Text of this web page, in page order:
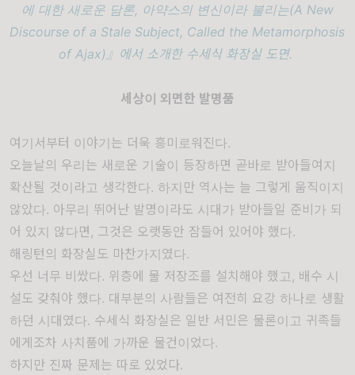
에 대한 새로운 담론, 아약스의 변신이라 불리는(A New
Discourse of a Stale Subject, Called the Metamorphosis
of Ajax)』에서 소개한 수세식 화장실 도면.
세상이 외면한 발명품
여기서부터 이야기는 더욱 흥미로워진다.
오늘날의 우리는 새로운 기술이 등장하면 곧바로 받아들여지
확산될 것이라고 생각한다. 하지만 역사는 늘 그렇게 움직이지
않았다. 아무리 뛰어난 발명이라도 시대가 받아들일 준비가 되
어 있지 않다면, 그것은 오랫동안 잠들어 있어야 했다.
해링턴의 화장실도 마찬가지였다.
우선 너무 비쌌다. 위층에 물 저장조를 설치해야 했고, 배수 시
설도 갖춰야 했다. 대부분의 사람들은 여전히 요강 하나로 생활
하던 시대였다. 수세식 화장실은 일반 서민은 물론이고 귀족들
에게조차 사치품에 가까운 물건이었다.
하지만 진짜 문제는 따로 있었다.